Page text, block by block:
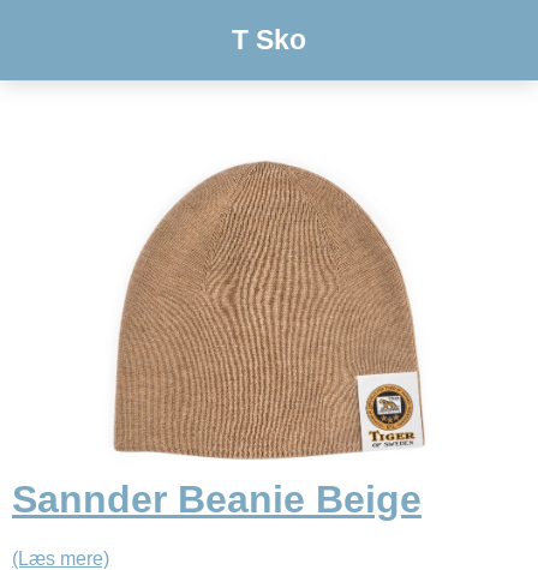
T Sko
Sannder Beanie Beige
(Læs mere)